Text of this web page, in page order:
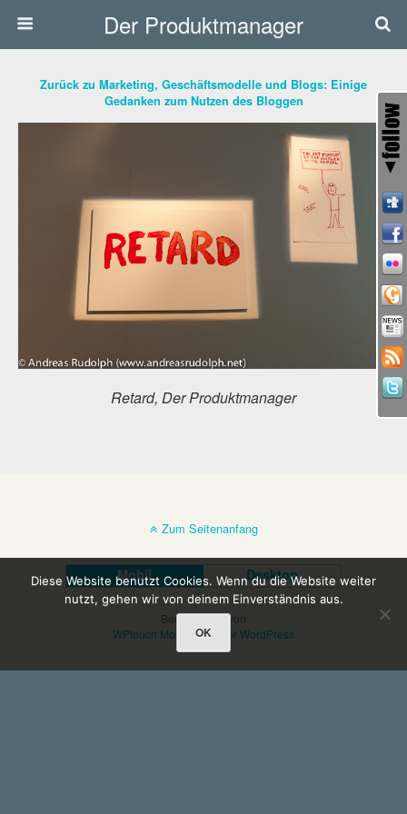
Der Produktmanager
Zurück zu Marketing, Geschäftsmodelle und Blogs: Einige
Gedanken zum Nutzen des Bloggen
Retard, Der Produktmanager
Zum Seitenanfang
Mobil Desktop
Bereitgestellt von
WPtouch Mobile Suite for WordPress
Diese Website benutzt Cookies. Wenn du die Website weiter
nutzt, gehen wir von deinem Einverständnis aus.
OK